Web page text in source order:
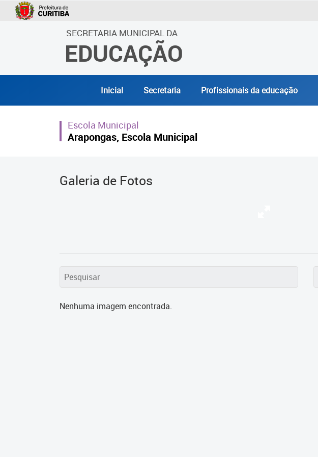
SECRETARIA MUNICIPAL DA
EDUCAÇÃO
Inicial Secretaria Profissionais da educação
Escola Municipal
Arapongas, Escola Municipal
Galeria de Fotos
Nenhuma imagem encontrada.